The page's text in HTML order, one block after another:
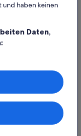
Group. Alle Rechte
Handelsmarken oder
und haben keinen
Daten,
auf einem
Inhalte, Messung
von Inhalten,